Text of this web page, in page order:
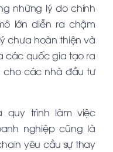
những lý do chính
lớn diễn ra chậm
chưa hoàn thiện và
các quốc gia tạo ra
cho các nhà đầu tư
quy trình làm việc
nghiệp cũng là
yêu cầu sự thay